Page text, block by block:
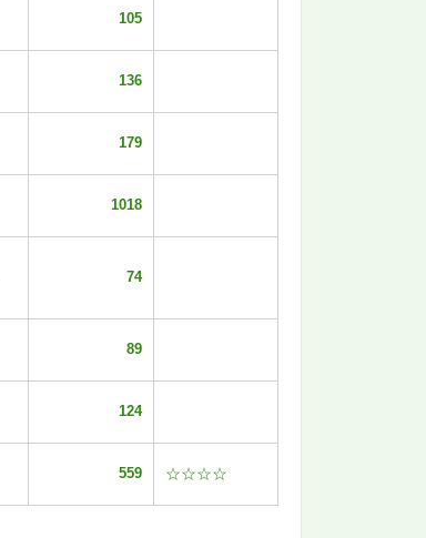
105
136
179
1018
74
89
124
559 ☆☆☆☆